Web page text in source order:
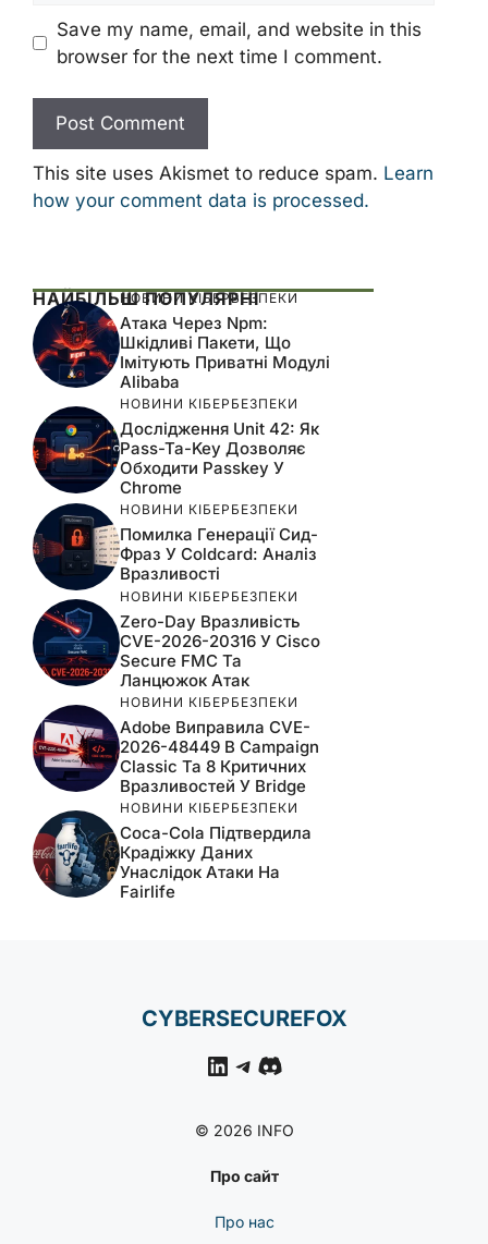
Save my name, email, and website in this
browser for the next time I comment.
This site uses Akismet to reduce spam. Learn
how your comment data is processed.
НАЙБІЛЬШ ПОПУЛЯРНІ
НОВИНИ КІБЕРБЕЗПЕКИ
Атака Через Npm:
Шкідливі Пакети, Що
Імітують Приватні Модулі
Alibaba
НОВИНИ КІБЕРБЕЗПЕКИ
Дослідження Unit 42: Як
Pass-Ta-Key Дозволяє
Обходити Passkey У
Chrome
НОВИНИ КІБЕРБЕЗПЕКИ
Помилка Генерації Сид-
Фраз У Coldcard: Аналіз
Вразливості
НОВИНИ КІБЕРБЕЗПЕКИ
Zero-Day Вразливість
CVE-2026-20316 У Cisco
Secure FMC Та
Ланцюжок Атак
НОВИНИ КІБЕРБЕЗПЕКИ
Adobe Виправила CVE-
2026-48449 В Campaign
Classic Та 8 Критичних
Вразливостей У Bridge
НОВИНИ КІБЕРБЕЗПЕКИ
Coca-Cola Підтвердила
Крадіжку Даних
Унаслідок Атаки На
Fairlife
CYBERSECUREFOX
LinkedIn
Telegram
Discord
© 2026 INFO
Про сайт
Про нас